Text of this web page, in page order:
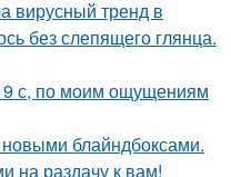
вирусный тренд в
без слепящего глянца.
с, по моим ощущениям
блайндбоксами.
на раздачу к вам!